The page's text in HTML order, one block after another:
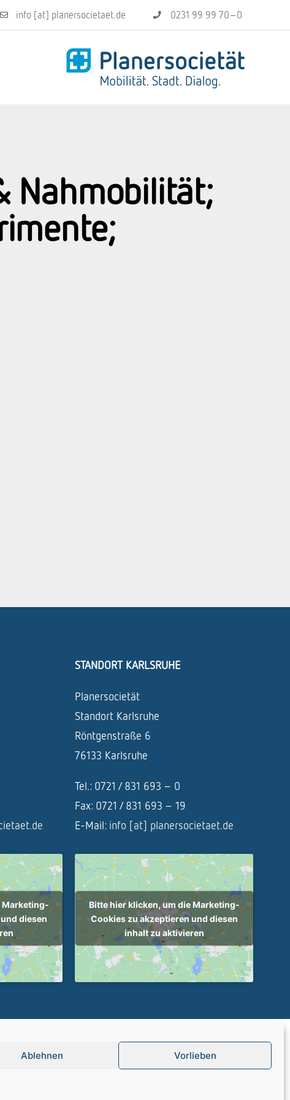
Ablehnen Vorlieben
info [at] planersocietaet.de 0231 99 99 70–0
Nahmobilität;
STANDORT KARLSRUHE
Planersocietät
Standort Karlsruhe
Röntgenstraße 6
76133 Karlsruhe
Tel.: 0721 / 831 693 – 0
Fax: 0721 / 831 693 – 19
E-Mail: info [at] planersocietaet.de
Marketing-
diesen
Bitte hier klicken, um die Marketing-
Cookies zu akzeptieren und diesen
inhalt zu aktivieren